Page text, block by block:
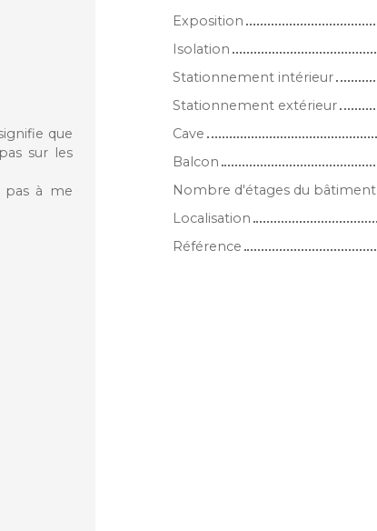
que
sur les
pas à me
Exposition
Isolation
Stationnement intérieur
Stationnement extérieur
Cave
Balcon
Nombre d'étages du bâtiment
Localisation
Référence